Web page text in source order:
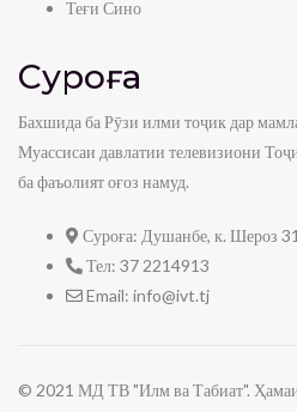
Теғи Сино
Суроға
Бахшида ба Рӯзи илми тоҷик дар
Муассисаи давлатии телевизиони
ба фаъолият оғоз намуд.
Суроға: Душанбе, к. Шероз 31
Тел: 37 2214913
Email: info@ivt.tj
© 2021 МД ТВ "Илм ва Табиат". Ҳамаи